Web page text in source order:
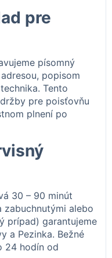
pre
písomný
popisom
Tento
pre poisťovňu
plnení po
30 – 90 minút
zabuchnutými alebo
prípad) garantujeme
a Pezinka. Bežné
24 hodín od